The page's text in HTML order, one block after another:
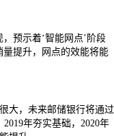
预示着‘智能网点’阶段
提升，网点的效能将能
大，未来邮储银行将通过
年夯实基础，2020年